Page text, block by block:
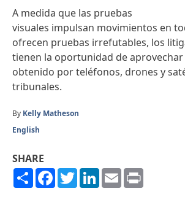
A medida que las pruebas
visuales impulsan movimientos en
ofrecen pruebas irrefutables, los
tienen la oportunidad de
obtenido por teléfonos, drones y
tribunales.
By Kelly Matheson
English
SHARE
ShareFacebook
TwitterLinkedIn
Email